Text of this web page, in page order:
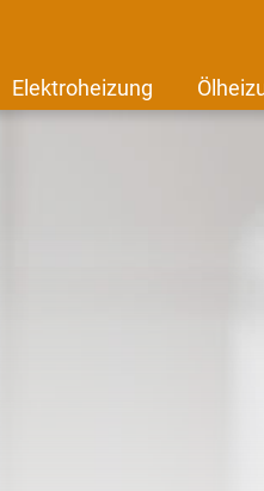
Elektroheizung